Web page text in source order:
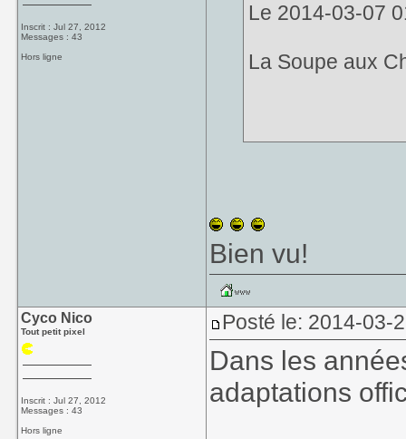
Inscrit : Jul 27, 2012
Messages : 43
Hors ligne
Le 2014-03-07
La Soupe aux
Bien vu!
Cyco Nico
Tout petit pixel
Inscrit : Jul 27, 2012
Messages : 43
Hors ligne
Posté le: 2014-03-
Dans les
adaptations